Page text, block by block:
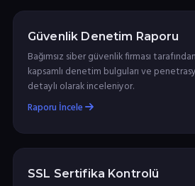
Güvenlik Denetim Raporu
Bağımsız siber güvenlik firması
kapsamlı denetim bulguları ve
detaylı olarak inceleniyor.
Raporu İncele
SSL Sertifika Kontrolü